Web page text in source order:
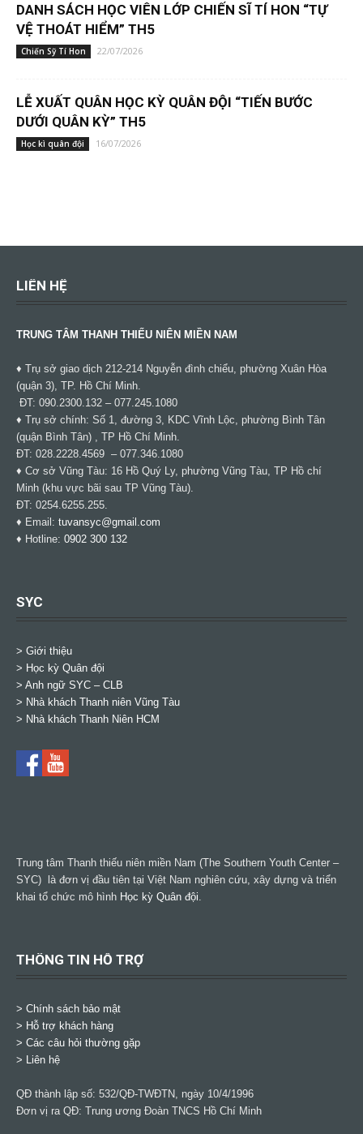
DANH SÁCH HỌC VIÊN LỚP CHIẾN SĨ TÍ HON “TỰ
VỆ THOÁT HIỂM” TH5
Chiến Sỹ Tí Hon 22/07/2026
LỄ XUẤT QUÂN HỌC KỲ QUÂN ĐỘI “TIẾN BƯỚC
DƯỚI QUÂN KỲ” TH5
Học kì quân đội 16/07/2026
LIÊN HỆ
TRUNG TÂM THANH THIẾU NIÊN MIỀN NAM
♦ Trụ sở giao dịch 212-214 Nguyễn đình chiểu, phường Xuân Hòa
(quận 3), TP. Hồ Chí Minh.
ĐT: 090.2300.132 – 077.245.1080
♦ Trụ sở chính: Số 1, đường 3, KDC Vĩnh Lộc, phường Bình Tân
(quận Bình Tân) , TP Hồ Chí Minh.
ĐT: 028.2228.4569 – 077.346.1080
♦ Cơ sở Vũng Tàu: 16 Hồ Quý Ly, phường Vũng Tàu, TP Hồ chí
Minh (khu vực bãi sau TP Vũng Tàu).
ĐT: 0254.6255.255.
♦ Email: tuvansyc@gmail.com
♦ Hotline: 0902 300 132
SYC
> Giới thiệu
> Học kỳ Quân đội
> Anh ngữ SYC – CLB
> Nhà khách Thanh niên Vũng Tàu
> Nhà khách Thanh Niên HCM
Trung tâm Thanh thiếu niên miền Nam (The Southern Youth Center –
SYC) là đơn vị đầu tiên tại Việt Nam nghiên cứu, xây dựng và triển
khai tổ chức mô hình Học kỳ Quân đội
THÔNG TIN HỖ TRỢ
> Chính sách bảo mật
> Hỗ trợ khách hàng
> Các câu hỏi thường gặp
> Liên hệ
QĐ thành lập số: 532/QĐ-TWĐTN, ngày 10/4/1996
Đơn vị ra QĐ: Trung ương Đoàn TNCS Hồ Chí Minh